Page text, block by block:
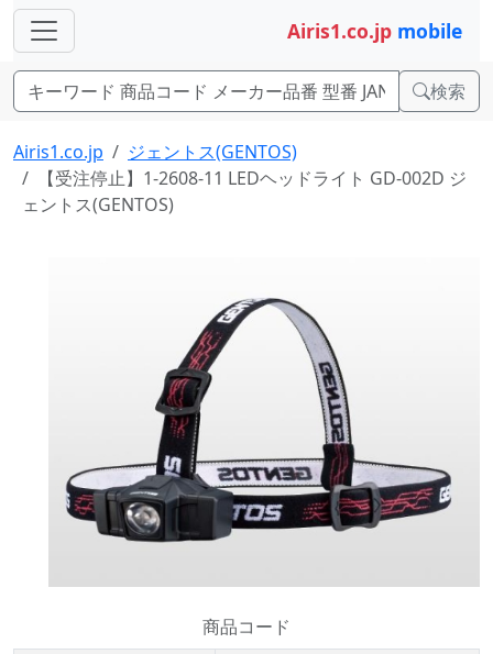
Airis1.co.jp mobile
検索
Airis1.co.jp
ジェントス(GENTOS)
【受注停止】1-2608-11 LEDヘッドライト GD-002D ジ
ェントス(GENTOS)
商品コード